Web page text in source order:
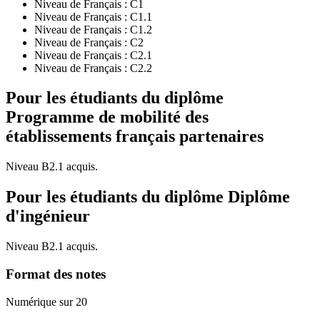
Niveau de Français : C1
Niveau de Français : C1.1
Niveau de Français : C1.2
Niveau de Français : C2
Niveau de Français : C2.1
Niveau de Français : C2.2
Pour les étudiants du diplôme
Programme de mobilité des
établissements français partenaires
Niveau B2.1 acquis.
Pour les étudiants du diplôme Diplôme
d'ingénieur
Niveau B2.1 acquis.
Format des notes
Numérique sur 20